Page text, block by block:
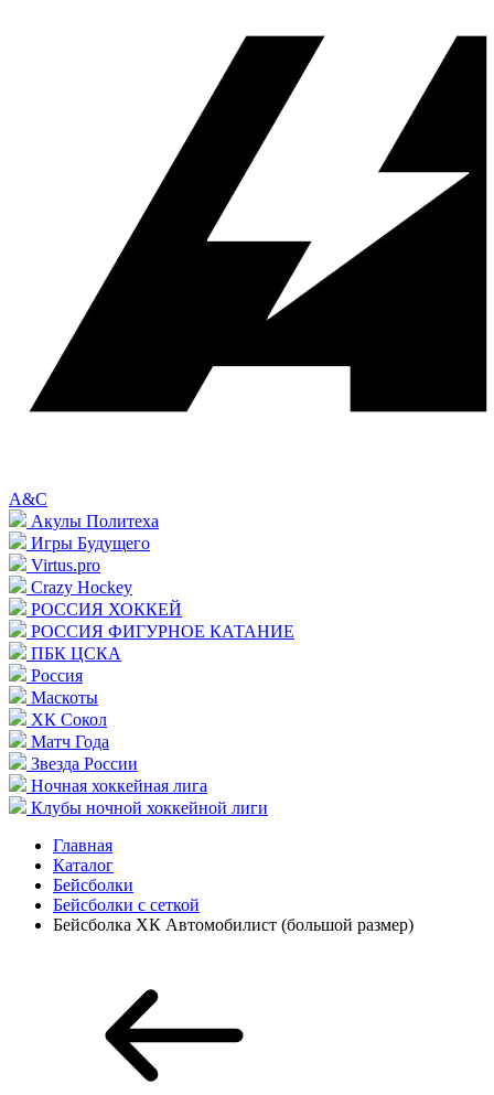
A&C
Акулы Политеха
Игры Будущего
Virtus.pro
Crazy Hockey
РОССИЯ ХОККЕЙ
РОССИЯ ФИГУРНОЕ КАТАНИЕ
ПБК ЦСКА
Россия
Маскоты
ХК Сокол
Матч Года
Звезда России
Ночная хоккейная лига
Клубы ночной хоккейной лиги
Главная
Каталог
Бейсболки
Бейсболки с сеткой
Бейсболка ХК Автомобилист (большой размер)